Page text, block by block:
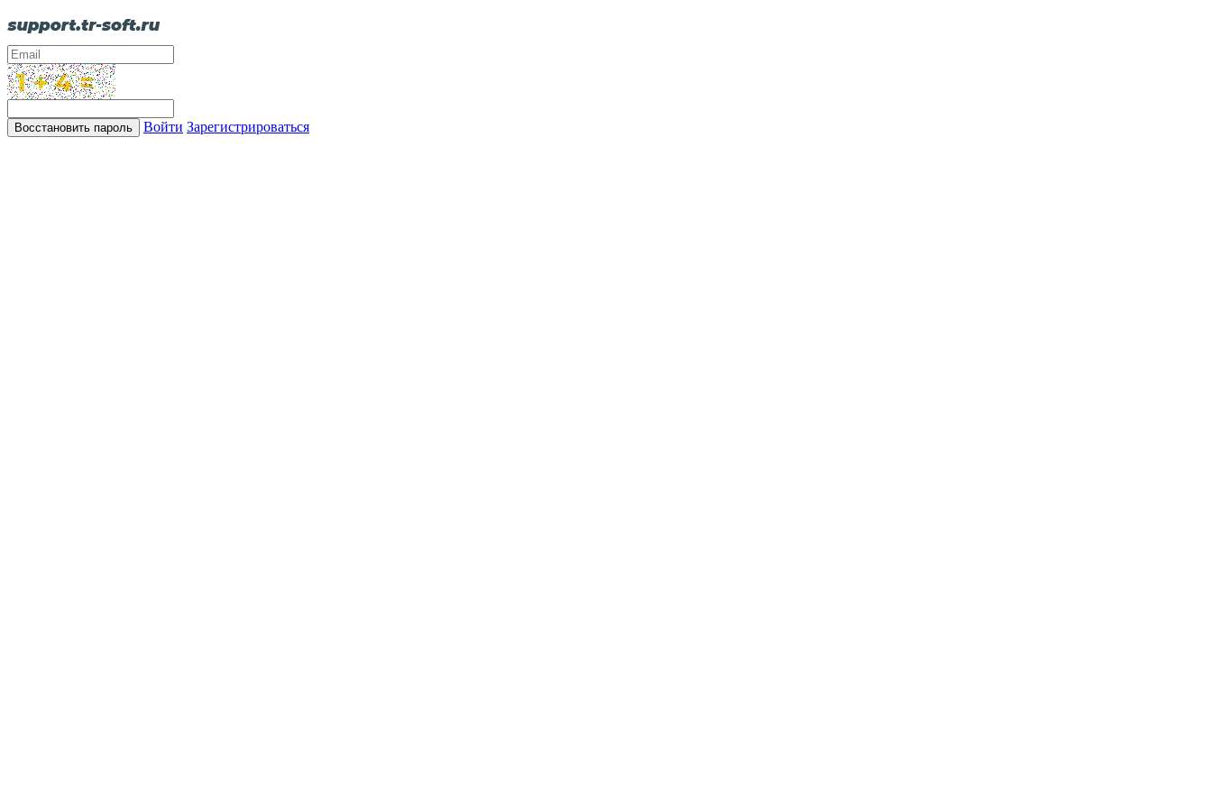
Восстановить пароль Войти Зарегистрироваться